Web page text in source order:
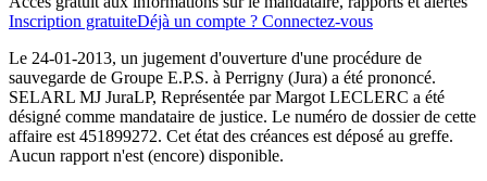
Inscription gratuiteDéjà un compte ? Connectez-vous
Le 24-01-2013, un jugement d'ouverture d'une procédure de
sauvegarde de Groupe E.P.S. à Perrigny (Jura) a été prononcé.
SELARL MJ JuraLP, Représentée par Margot LECLERC a été
désigné comme mandataire de justice. Le numéro de dossier de cette
affaire est 451899272. Cet état des créances est déposé au greffe.
Aucun rapport n'est (encore) disponible.